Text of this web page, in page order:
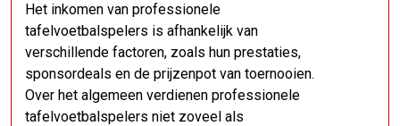
Het inkomen van professionele
tafelvoetbalspelers is afhankelijk van
verschillende factoren, zoals hun prestaties,
sponsordeals en de prijzenpot van toernooien.
Over het algemeen verdienen professionele
tafelvoetbalspelers niet zoveel als